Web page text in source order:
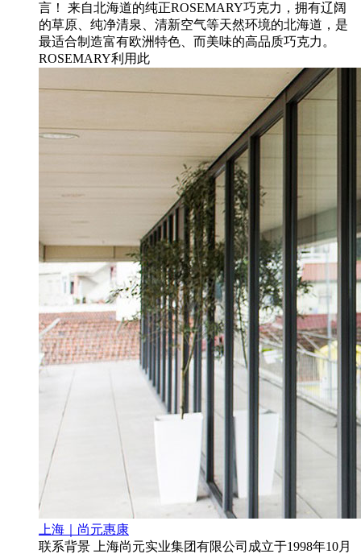
言！ 来自北海道的纯正ROSEMARY巧克力，拥有辽阔
的草原、纯净清泉、清新空气等天然环境的北海道，是
最适合制造富有欧洲特色、而美味的高品质巧克力。
ROSEMARY利用此
上海｜尚元惠康
联系背景 上海尚元实业集团有限公司成立于1998年10月